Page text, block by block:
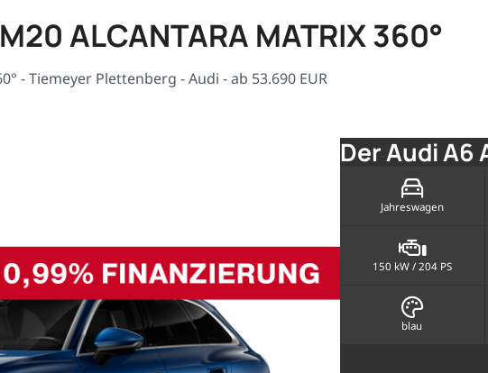
ALCANTARA MATRIX 360°
- Tiemeyer Plettenberg - Audi - ab 53.690 EUR
Der Audi A6
Jahreswagen
150 kW / 204 PS
blau